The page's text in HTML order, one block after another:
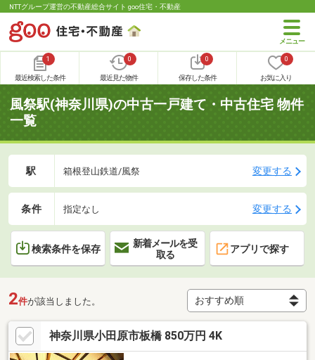
NTTグループ運営の不動産総合サイト goo住宅・不動産
1
最近検索した条件
0
最近見た物件
0
保存した条件
0
お気に入り
風祭駅(神奈川県)の中古一戸建て・中古住宅 物件
一覧
駅 箱根登山鉄道/風祭 変更する
条件 指定なし 変更する
検索条件を保存
新着メールを受
取る
アプリで探す
2件が該当しました。
神奈川県小田原市板橋 850万円 4K